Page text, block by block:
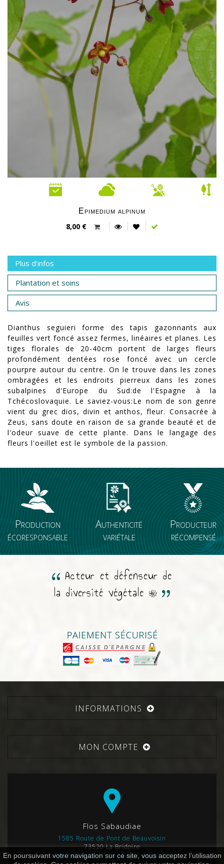
Epimedium alpinum
8,00 €
Plus d'infos
Plantation et soins
Avis
Dianthus seguieri forme des tapis gazonnants aux
feuilles vert foncé assez fermes, linéaires et planes. Les
tiges florales de 20-40cm portent de larges fleurs
profondément dentées rose foncé avec un cercle
pourpre autour du centre. On le trouve dans les zones
ombragées et les endroits pierreux dans les zones
subalpines d'Europe du Sud:de l'Espagne à la
Tchécoslovaquie. Le saviez-vous:Le nom de son genre
vient du grec dios, divin et anthos, fleur. Consacrée à
Zeus, sans doute en raison de sa grande beauté et de
l'odeur suave de cette plante. Dans le langage des
fleurs l'oeillet est le symbole de la passion.
Production
écoresponsable
Authenticité
variétale
Producteur
récompensé
Acteur et défenseur de
la diversité végétale
INFORMATIONS
MON COMPTE
Flos Sabaudiae
1585 Route de Pont de Beauvoisin
73520 La Bridoire
Tél. 04.76.07.17.14 / 06.70.25.07.89
En poursuivant votre navigation sur ce site, vous acceptez l’utilisation